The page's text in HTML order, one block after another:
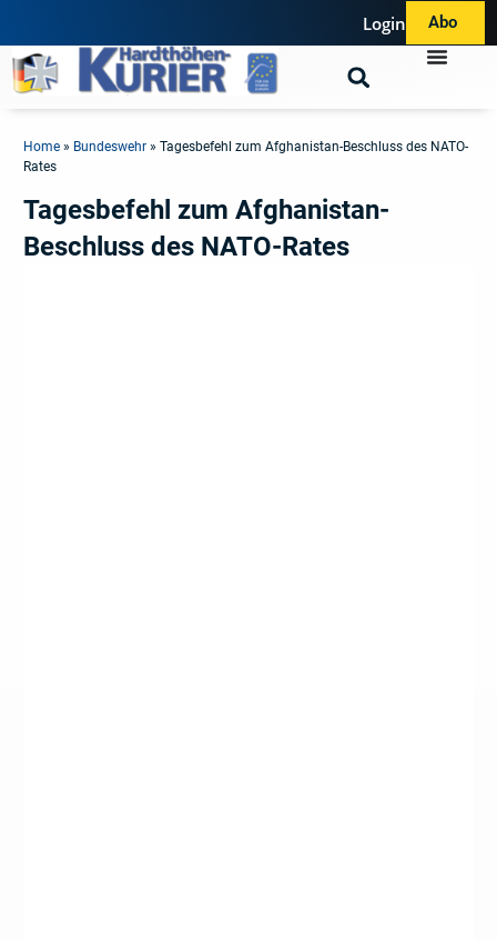
Login Abo
Home » Bundeswehr »Tagesbefehl zum Afghanistan-Beschluss des NATO-
Rates
Tagesbefehl zum Afghanistan-
Beschluss des NATO-Rates